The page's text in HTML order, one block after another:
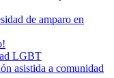
de amparo en
LGBT
asistida a comunidad